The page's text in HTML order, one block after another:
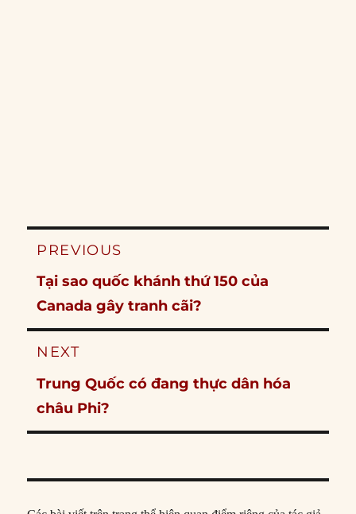
Post
PREVIOUS
Previous
post:
Tại sao quốc khánh thứ 150 của
Canada gây tranh cãi?
NEXT
Next
post:
Trung Quốc có đang thực dân hóa
châu Phi?